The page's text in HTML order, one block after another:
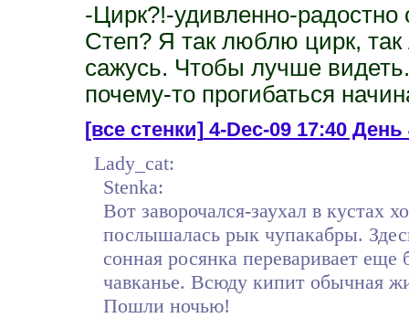
-Цирк?!-удивленно-
Степ? Я так люблю цирк,
сажусь. Чтобы лучше
почему-то прогибаться
[все стенки]4-Dec-09 17:40 День
Lady_cat:
Stenka:
Вот заворочался-заухал в кустах
послышалась рык чупакабры.
сонная росянка переваривает
чавканье. Всюду кипит обычная
Пошли ночью!